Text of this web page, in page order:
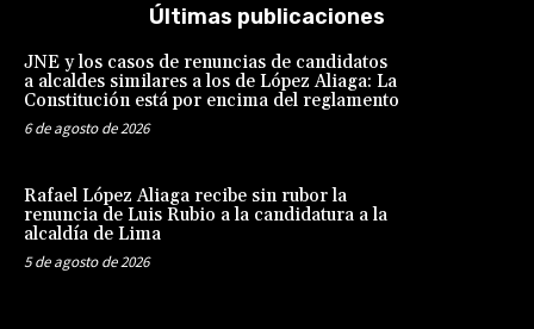
Últimas publicaciones
JNE y los casos de renuncias de candidatos
a alcaldes similares a los de López Aliaga: La
Constitución está por encima del reglamento
6 de agosto de 2026
Rafael López Aliaga recibe sin rubor la
renuncia de Luis Rubio a la candidatura a la
alcaldía de Lima
5 de agosto de 2026